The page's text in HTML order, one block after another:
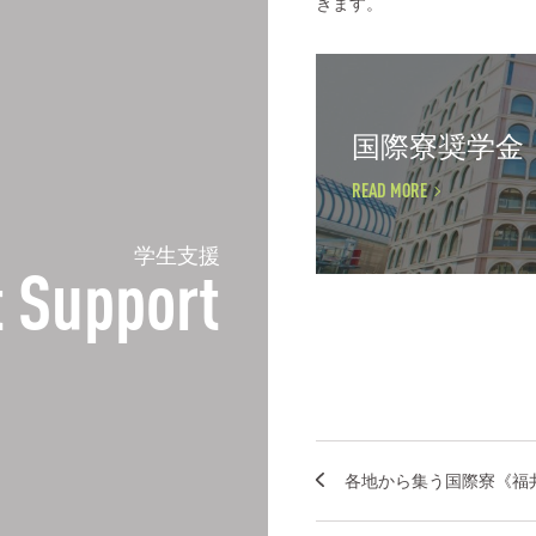
学生支援
国際寮奨学金
READ MORE
各地から集う国際寮《福